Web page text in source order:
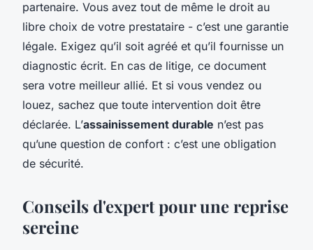
partenaire. Vous avez tout de même le droit au
libre choix de votre prestataire - c’est une garantie
légale. Exigez qu’il soit agréé et qu’il fournisse un
diagnostic écrit. En cas de litige, ce document
sera votre meilleur allié. Et si vous vendez ou
louez, sachez que toute intervention doit être
déclarée. L’assainissement durable n’est pas
qu’une question de confort : c’est une obligation
de sécurité.
Conseils d'expert pour une reprise
sereine